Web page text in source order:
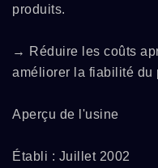
produits.
→ Réduire les coûts
améliorer la fiabilité du
Aperçu de l'usine
Établi : Juillet 2002